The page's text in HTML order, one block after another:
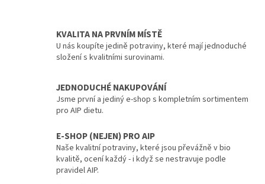
KVALITA NA PRVNÍM MÍSTĚ
U nás koupíte jedině potraviny, které mají jednoduché
složení s kvalitními surovinami.
JEDNODUCHÉ NAKUPOVÁNÍ
Jsme první a jediný e-shop s kompletním sortimentem
pro AIP dietu.
E-SHOP (NEJEN) PRO AIP
Naše kvalitní potraviny, které jsou převážně v bio
kvalitě, ocení každý - i když se nestravuje podle
pravidel AIP.